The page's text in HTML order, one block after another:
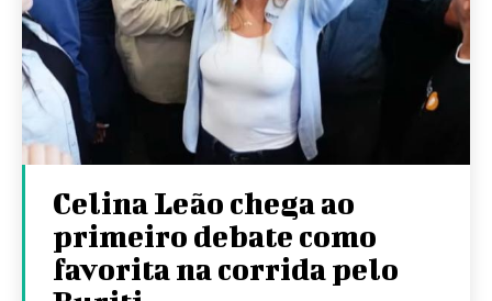
Celina Leão chega ao
primeiro debate como
favorita na corrida pelo